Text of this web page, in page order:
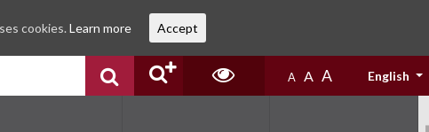
A A A English
cookies. Learn more Accept